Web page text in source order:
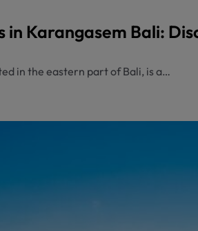
in Karangasem Bali:
in the eastern part of Bali, is a…